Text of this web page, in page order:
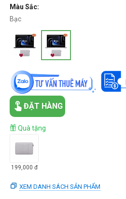
Màu Sắc:
Bạc
ĐẶT HÀNG
Quà tặng
199,000 đ
XEM DANH SÁCH SẢN PHẨM